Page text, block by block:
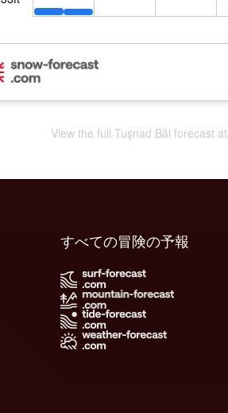
View the full Tuşnad Băi forecast at
すべての冒険の予報